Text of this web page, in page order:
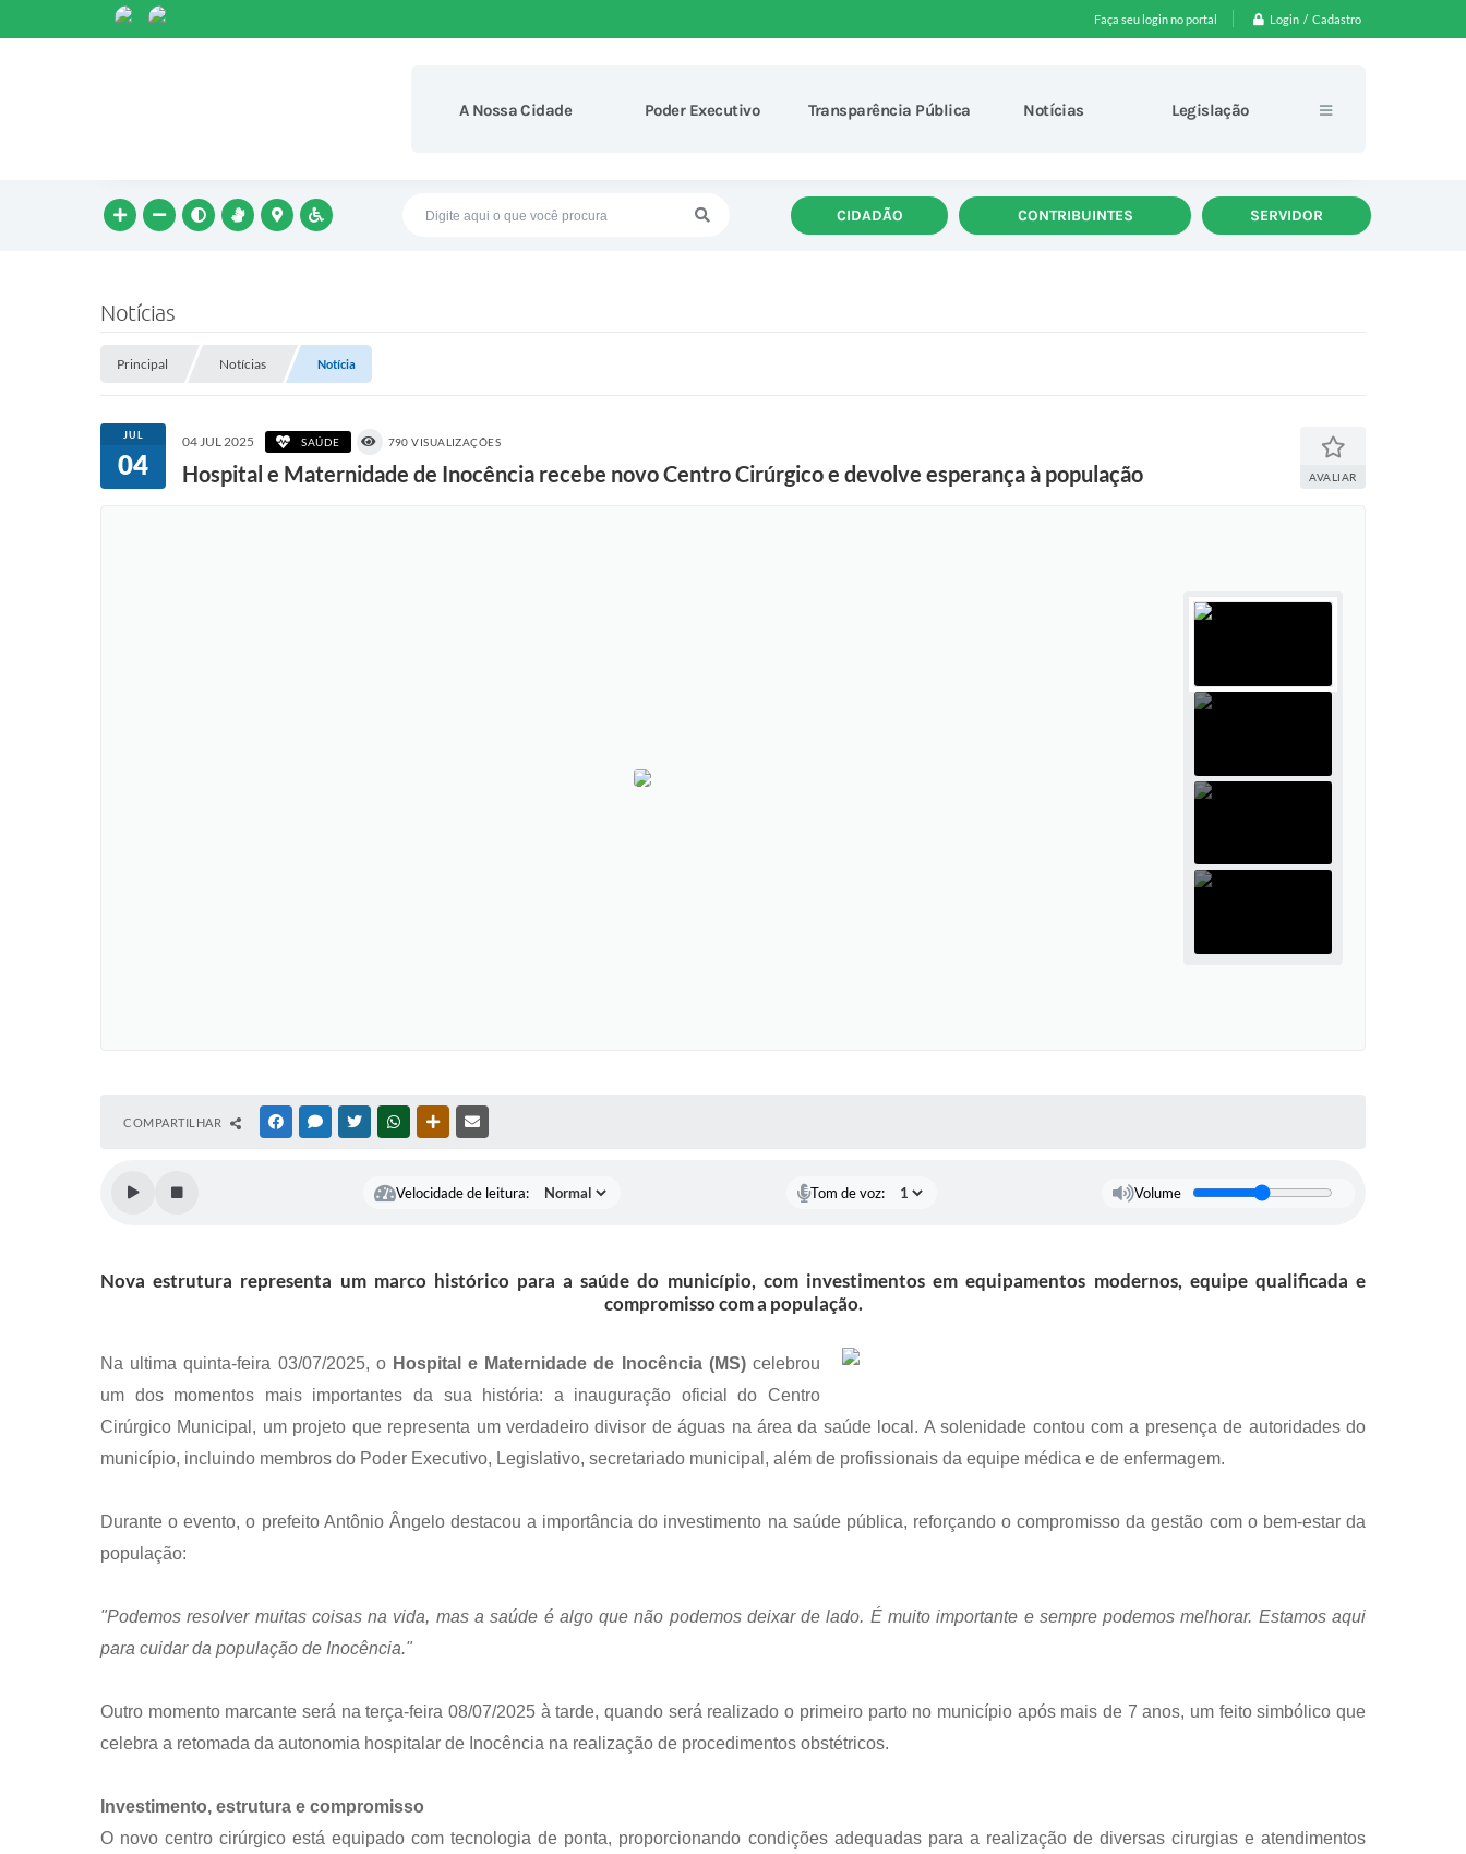
Faça seu login no portal Login / Cadastro
A Nossa Cidade Poder Executivo Transparência Pública Notícias Legislação
CIDADÃO CONTRIBUINTES SERVIDOR
Notícias
Principal Notícias Notícia
JUL
04
04 JUL 2025 SAÚDE 790 VISUALIZAÇÕES
Hospital e Maternidade de Inocência recebe novo Centro Cirúrgico e devolve esperança à população AVALIAR
COMPARTILHAR FACEBOOKMESSENGER
TWITTERWHATSAPPOUTRAS MÍDIAS
Velocidade de leitura: Tom de voz: Volume
Nova estrutura representa um marco histórico para a saúde do município, com investimentos em equipamentos modernos, equipe qualificada e
compromisso com a população.
Na ultima quinta-feira 03/07/2025, oHospital e Maternidade de Inocência (MS)celebrou
um dos momentos mais importantes da sua história: a inauguração oficial do Centro
Cirúrgico Municipal, um projeto que representa um verdadeiro divisor de águas na área da saúde local. A solenidade contou com a presença de autoridades do
município, incluindo membros do Poder Executivo, Legislativo, secretariado municipal, além de profissionais da equipe médica e de enfermagem.
Durante o evento, o prefeito Antônio Ângelo destacou a importância do investimento na saúde pública, reforçando o compromisso da gestão com o bem-estar da
população:
"Podemos resolver muitas coisas na vida, mas a saúde é algo que não podemos deixar de lado. É muito importante e sempre podemos melhorar. Estamos aqui
para cuidar da população de Inocência."
Outro momento marcante será na terça-feira 08/07/2025 à tarde, quando será realizado o primeiro parto no município após mais de 7 anos, um feito simbólico que
celebra a retomada da autonomia hospitalar de Inocência na realização de procedimentos obstétricos.
Investimento, estrutura e compromisso
O novo centro cirúrgico está equipado com tecnologia de ponta, proporcionando condições adequadas para a realização de diversas cirurgias e atendimentos